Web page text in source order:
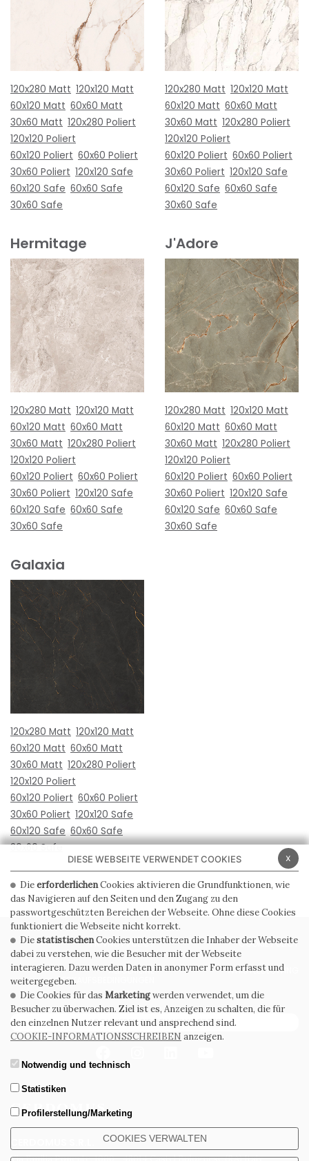
120x280 Matt 120x120 Matt
60x120 Matt 60x60 Matt
30x60 Matt 120x280 Poliert
120x120 Poliert
60x120 Poliert 60x60 Poliert
30x60 Poliert 120x120 Safe
60x120 Safe 60x60 Safe
30x60 Safe
120x280 Matt 120x120 Matt
60x120 Matt 60x60 Matt
30x60 Matt 120x280 Poliert
120x120 Poliert
60x120 Poliert 60x60 Poliert
30x60 Poliert 120x120 Safe
60x120 Safe 60x60 Safe
30x60 Safe
Hermitage
120x280 Matt 120x120 Matt
60x120 Matt 60x60 Matt
30x60 Matt 120x280 Poliert
120x120 Poliert
60x120 Poliert 60x60 Poliert
30x60 Poliert 120x120 Safe
60x120 Safe 60x60 Safe
30x60 Safe
J'Adore
120x280 Matt 120x120 Matt
60x120 Matt 60x60 Matt
30x60 Matt 120x280 Poliert
120x120 Poliert
60x120 Poliert 60x60 Poliert
30x60 Poliert 120x120 Safe
60x120 Safe 60x60 Safe
30x60 Safe
Galaxia
120x280 Matt 120x120 Matt
60x120 Matt 60x60 Matt
30x60 Matt 120x280 Poliert
120x120 Poliert
60x120 Poliert 60x60 Poliert
30x60 Poliert 120x120 Safe
60x120 Safe 60x60 Safe
30x60 Safe
Via Emilia Ponente, 1000 - 48014 Castel Bolognese (RA) Italy
PRIVACY POLICY COOKIE POLICY
ALLGEMEINE
VERKAUFSBEDINGUNGEN
WHISTLEBLOWING
ABONNIEREN SIE DEN NEWSLETTER
x
DIESE WEBSEITE VERWENDET COOKIES
DieerforderlichenCookies aktivieren die Grundfunktionen, wie
das Navigieren auf den Seiten und den Zugang zu den
passwortgeschützten Bereichen der Webseite. Ohne diese Cookies
funktioniert die Webseite nicht korrekt.
DiestatistischenCookies unterstützen die Inhaber der Webseite
dabei zu verstehen, wie die Besucher mit der Webseite
interagieren. Dazu werden Daten in anonymer Form erfasst und
weitergegeben.
Die Cookies für das Marketingwerden verwendet, um die
Besucher zu überwachen. Ziel ist es, Anzeigen zu schalten, die für
den einzelnen Nutzer relevant und ansprechend sind.
COOKIE-INFORMATIONSSCHREIBEN anzeigen.
Notwendig und technisch
Statistiken
Profilerstellung/Marketing
COOKIES VERWALTEN